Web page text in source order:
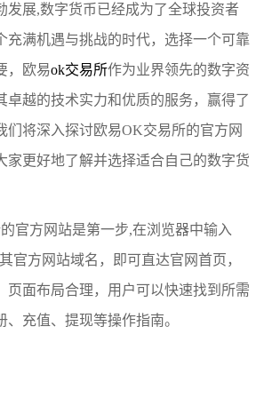
发展,数字货币已经成为了全球投资者
充满机遇与挑战的时代，选择一个可靠
，欧易ok交易所作为业界领先的数字资
卓越的技术实力和优质的服务，赢得了
们将深入探讨欧易OK交易所的官方网
家更好地了解并选择适合自己的数字货
官方网站是第一步,在浏览器中输入
官方网站域名，即可直达官网首页，
页面布局合理，用户可以快速找到所需
、充值、提现等操作指南。